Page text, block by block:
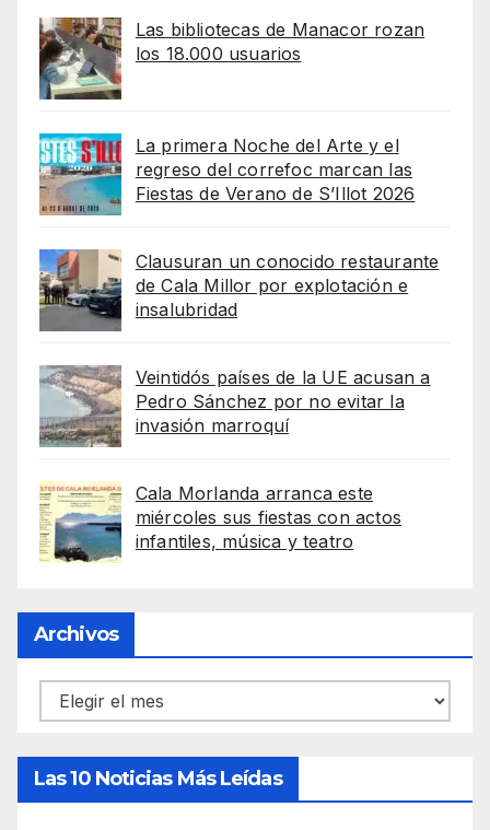
Las bibliotecas de Manacor rozan
los 18.000 usuarios
La primera Noche del Arte y el
regreso del correfoc marcan las
Fiestas de Verano de S’Illot 2026
Clausuran un conocido restaurante
de Cala Millor por explotación e
insalubridad
Veintidós países de la UE acusan a
Pedro Sánchez por no evitar la
invasión marroquí
Cala Morlanda arranca este
miércoles sus fiestas con actos
infantiles, música y teatro
Archivos
Archivos
Las 10 Noticias Más Leídas